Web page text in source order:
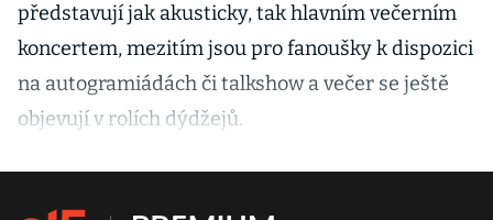
představují jak akusticky, tak hlavním večerním
koncertem, mezitím jsou pro fanoušky k dispozici
na autogramiádách či talkshow a večer se ještě
objevují v rolích dýdžejů.